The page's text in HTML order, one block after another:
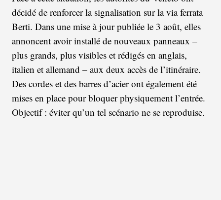
décidé de renforcer la signalisation sur la via ferrata
Berti. Dans une mise à jour publiée le 3 août, elles
annoncent avoir installé de nouveaux panneaux –
plus grands, plus visibles et rédigés en anglais,
italien et allemand – aux deux accès de l’itinéraire.
Des cordes et des barres d’acier ont également été
mises en place pour bloquer physiquement l’entrée.
Objectif : éviter qu’un tel scénario ne se reproduise.